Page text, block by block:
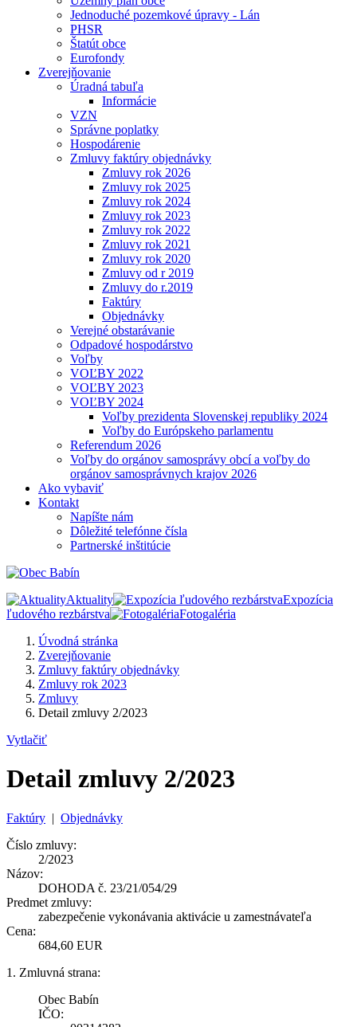
Jednoduché pozemkové úpravy - Lán
PHSR
Štatút obce
Eurofondy
Zverejňovanie
Úradná tabuľa
Informácie
VZN
Správne poplatky
Hospodárenie
Zmluvy faktúry objednávky
Zmluvy rok 2026
Zmluvy rok 2025
Zmluvy rok 2024
Zmluvy rok 2023
Zmluvy rok 2022
Zmluvy rok 2021
Zmluvy rok 2020
Zmluvy od r 2019
Zmluvy do r.2019
Faktúry
Objednávky
Verejné obstarávanie
Odpadové hospodárstvo
Voľby
VOĽBY 2022
VOĽBY 2023
VOĽBY 2024
Voľby prezidenta Slovenskej republiky 2024
Voľby do Európskeho parlamentu
Referendum 2026
Voľby do orgánov samosprávy obcí a voľby do
orgánov samosprávnych krajov 2026
Ako vybaviť
Kontakt
Napíšte nám
Dôležité telefónne čísla
Partnerské inštitúcie
Aktuality
Expozícia
ľudového rezbárstva
Fotogaléria
Úvodná stránka
Zverejňovanie
Zmluvy faktúry objednávky
Zmluvy rok 2023
Zmluvy
Detail zmluvy 2/2023
Vytlačiť
Detail zmluvy 2/2023
Faktúry | Objednávky
Číslo zmluvy:
2/2023
Názov:
DOHODA č. 23/21/054/29
Predmet zmluvy:
zabezpečenie vykonávania aktivácie u zamestnávateľa
Cena:
684,60 EUR
1. Zmluvná strana:
Obec Babín
IČO: